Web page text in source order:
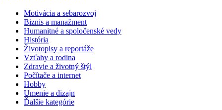
Motivácia a sebarozvoj
Biznis a manažment
Humanitné a spoločenské vedy
História
Životopisy a reportáže
Vzťahy a rodina
Zdravie a životný štýl
Počítače a internet
Hobby
Umenie a dizajn
Ďalšie kategórie